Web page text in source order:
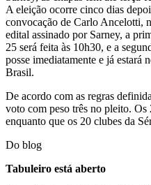
A eleição ocorre cinco dias
convocação de Carlo Ancelotti,
edital assinado por Sarney, a
25 será feita às 10h30, e a
posse imediatamente e já estará
Brasil.
De acordo com as regras
voto com peso três no pleito. Os
enquanto que os 20 clubes da
Do blog
Tabuleiro está aberto